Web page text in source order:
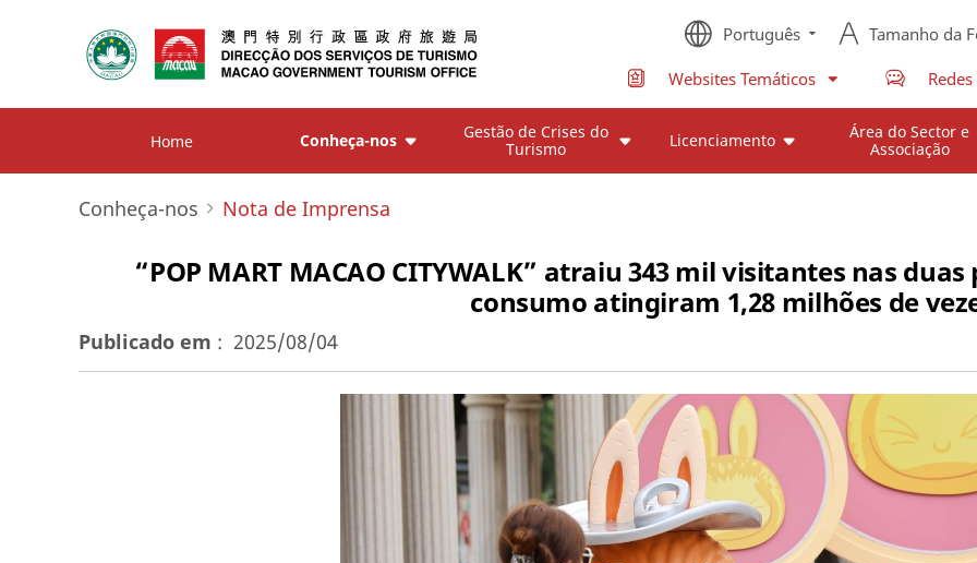
Português Tamanho da
Websites Temáticos
Home Conheça-nos
Gestão de Crises do
Turismo
Licenciamento
Área do Sector e
Associação
Conheça-nos Nota de Imprensa
“POP MART MACAO CITYWALK” atraiu 343 mil visitantes nas
consumo atingiram 1,28 milhões de
Publicado em : 2025/08/04